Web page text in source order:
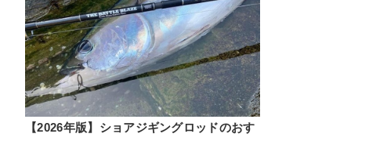
【2026年版】ショアジギングロッドのおす